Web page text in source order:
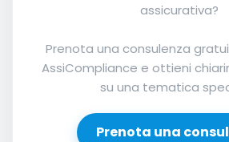
assicurativa?
Prenota una consulenza
AssiCompliance e ottieni
su una tematica
Prenota una